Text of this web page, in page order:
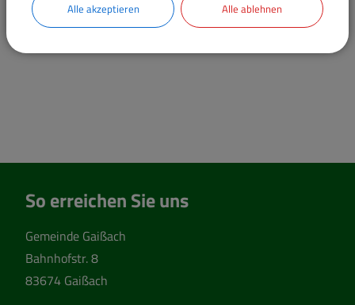
So erreichen Sie uns
Gemeinde Gaißach
Bahnhofstr. 8
83674 Gaißach
Alle akzeptieren Alle ablehnen